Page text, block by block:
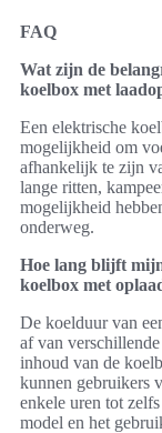
FAQ
Wat zijn de
koelbox met
Een elektrische
mogelijkheid om
afhankelijk te zijn
lange ritten,
mogelijkheid
onderweg.
Hoe lang blijft
koelbox met
De koelduur van
af van
inhoud van de
kunnen gebruikers
enkele uren tot
model en het